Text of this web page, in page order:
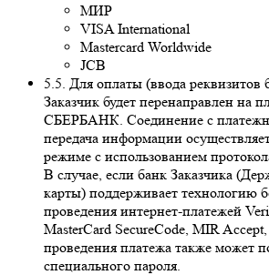
МИР
VISA International
Mastercard Worldwide
JCB
5.5. Для оплаты (ввода реквизитов
Заказчик будет перенаправлен
СБЕРБАНК. Соединение с
передача информации
режиме с использованием
В случае, если банк Заказчика
карты) поддерживает технологию
проведения интернет-платежей
MasterCard SecureCode, MIR Accept,
проведения платежа также может
специального пароля.